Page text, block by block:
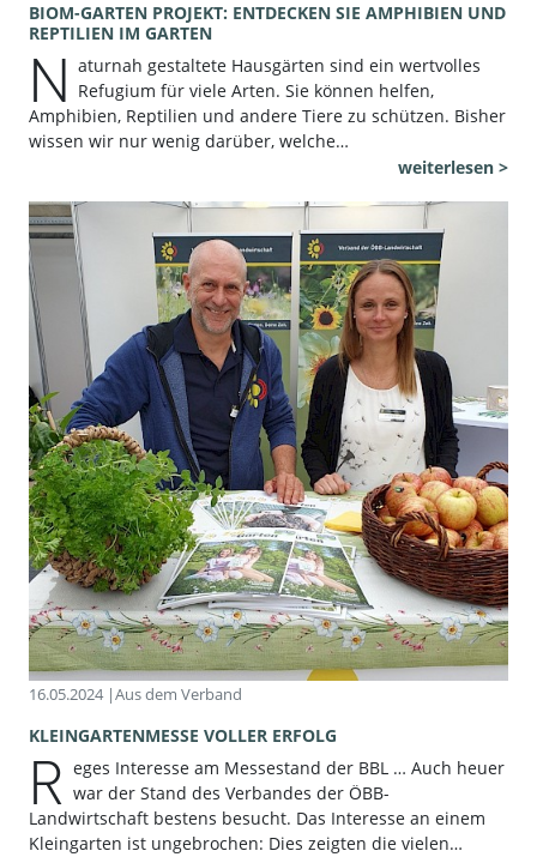
BIOM-GARTEN PROJEKT: ENTDECKEN SIE AMPHIBIEN UND
REPTILIEN IM GARTEN
N aturnah gestaltete Hausgärten sind ein wertvolles
Refugium für viele Arten. Sie können helfen,
Amphibien, Reptilien und andere Tiere zu schützen. Bisher
wissen wir nur wenig darüber, welche…
weiterlesen >
16.05.2024 |Aus dem Verband
KLEINGARTENMESSE VOLLER ERFOLG
R eges Interesse am Messestand der BBL … Auch heuer
war der Stand des Verbandes der ÖBB-
Landwirtschaft bestens besucht. Das Interesse an einem
Kleingarten ist ungebrochen: Dies zeigten die vielen…